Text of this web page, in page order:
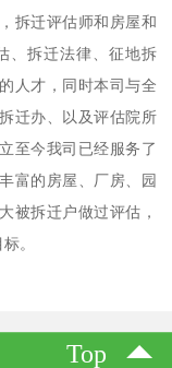
拆迁评估师和房屋和
、拆迁法律、征地拆
人才，同时本司与全
迁办、以及评估院所
至今我司已经服务了
富的房屋、厂房、园
被拆迁户做过评估，
。
Top